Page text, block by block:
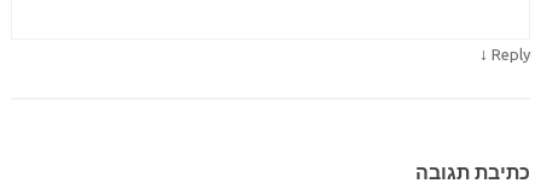
Reply
↓
כתיבת תגובה